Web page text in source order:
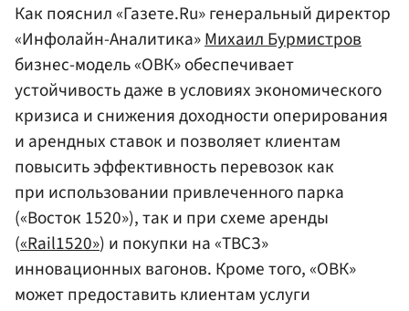
Как пояснил «Газете.Ru» генеральный директор
«Инфолайн-Аналитика»Михаил Бурмистров
бизнес-модель «ОВК» обеспечивает
устойчивость даже в условиях экономического
кризиса и снижения доходности оперирования
и арендных ставок и позволяет клиентам
повысить эффективность перевозок как
при использовании привлеченного парка
(«Восток 1520»), так и при схеме аренды
(«Rail1520») и покупки на «ТВСЗ»
инновационных вагонов. Кроме того, «ОВК»
может предоставить клиентам услуги